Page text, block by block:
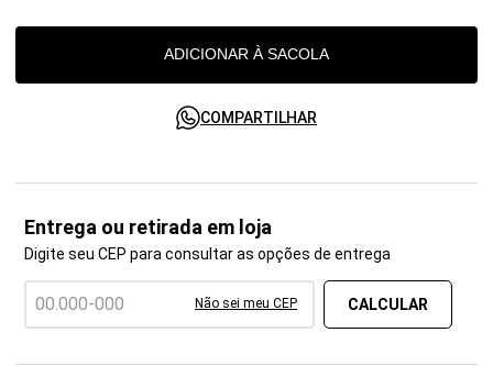
ADICIONAR À SACOLA
COMPARTILHAR
Entrega ou retirada em loja
Digite seu CEP para consultar as opções de entrega
Não sei meu CEP